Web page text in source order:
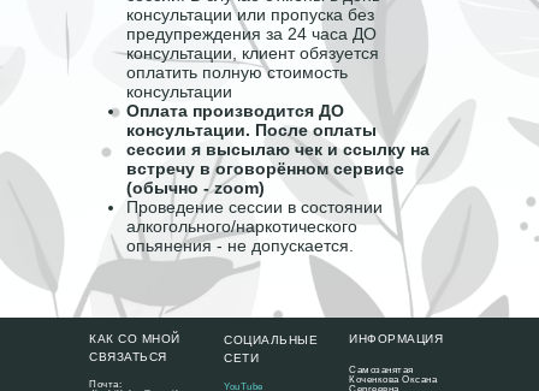
консультации или пропуска без
предупреждения за 24 часа ДО
консультации, клиент обязуется
оплатить полную стоимость
консультации
Оплата производится ДО
консультации. После оплаты
сессии я высылаю чек и ссылку на
встречу в оговорённом сервисе
(обычно - zoom)
Проведение сессии в состоянии
алкогольного/наркотического
опьянения - не допускается.
КАК СО МНОЙ
СВЯЗАТЬСЯ
Почта:
Самозанятая
Коченкова Оксана
YouTube
СОЦИАЛЬНЫЕ
СЕТИ
ИНФОРМАЦИЯ